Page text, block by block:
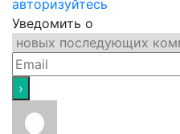
авторизуйтесь
Уведомить о